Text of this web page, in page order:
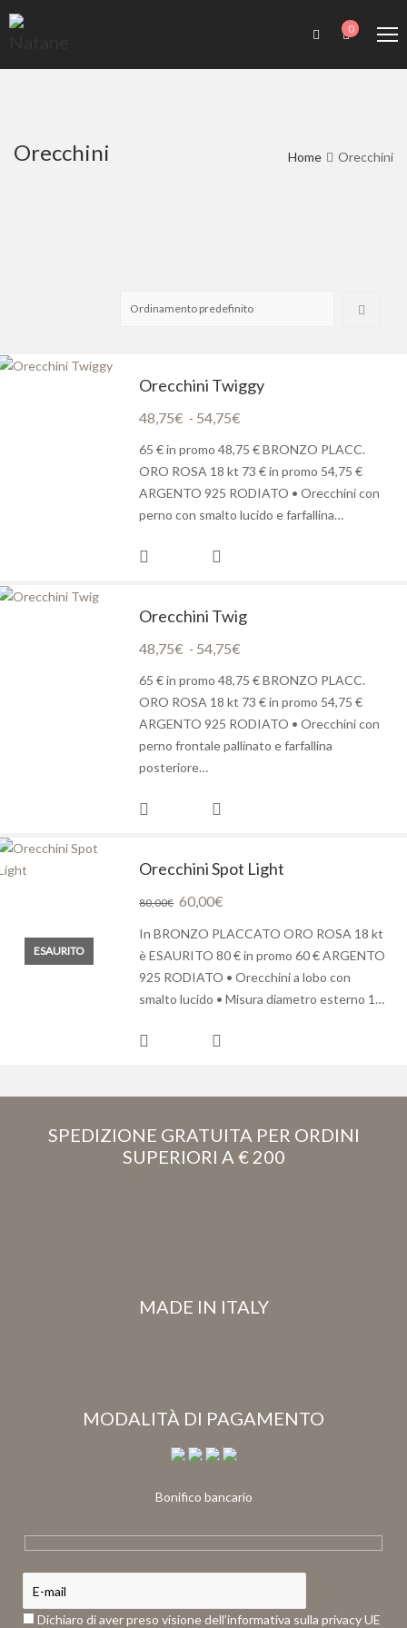
0
Orecchini Home Orecchini
Orecchini Twiggy
48,75€ - 54,75€
65 € in promo 48,75 € BRONZO PLACC.
ORO ROSA 18 kt 73 € in promo 54,75 €
ARGENTO 925 RODIATO • Orecchini con
perno con smalto lucido e farfallina…
Orecchini Twig
48,75€ - 54,75€
65 € in promo 48,75 € BRONZO PLACC.
ORO ROSA 18 kt 73 € in promo 54,75 €
ARGENTO 925 RODIATO • Orecchini con
perno frontale pallinato e farfallina
posteriore…
ESAURITO
Orecchini Spot Light
80,00€ Il
originale
era:
80,00€.
60,00€
attuale
è:
60,00€.
In BRONZO PLACCATO ORO ROSA 18 kt
è ESAURITO 80 € in promo 60 € ARGENTO
925 RODIATO • Orecchini a lobo con
smalto lucido • Misura diametro esterno 1…
SPEDIZIONE GRATUITA PER ORDINI
SUPERIORI A € 200
MADE IN ITALY
MODALITÀ DI PAGAMENTO
Bonifico bancario
Dichiaro di aver preso visione dell’informativa sulla privacy UE